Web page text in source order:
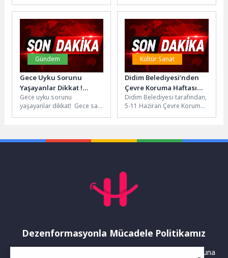
sürdürüyor. Yapılan
çalışmalar kapsamında
Nilüferköy Mahallesi Kolej
Caddesi’nde...
Balkan Halk Dansları kursu
açıyor. Başvurular...
Gündem
Gece Uyku Sorunu
Yaşayanlar Dikkat !
Sebebi Tabağınız !
Gece uyku sorunu
yaşayanlar dikkat! Gece saat
Kültür Sanat
Didim Belediyesi’nden
Çevre Koruma Haftası
Etkinlikleri
Didim Belediyesi tarafından,
5-11 Haziran Çevre Koruma
Emanet” teması...
Dezenformasyonla Mücadele Politikamız
Yayınlanan haberler doğruluk ilkesi gözetilerek hazırlanır. Buna